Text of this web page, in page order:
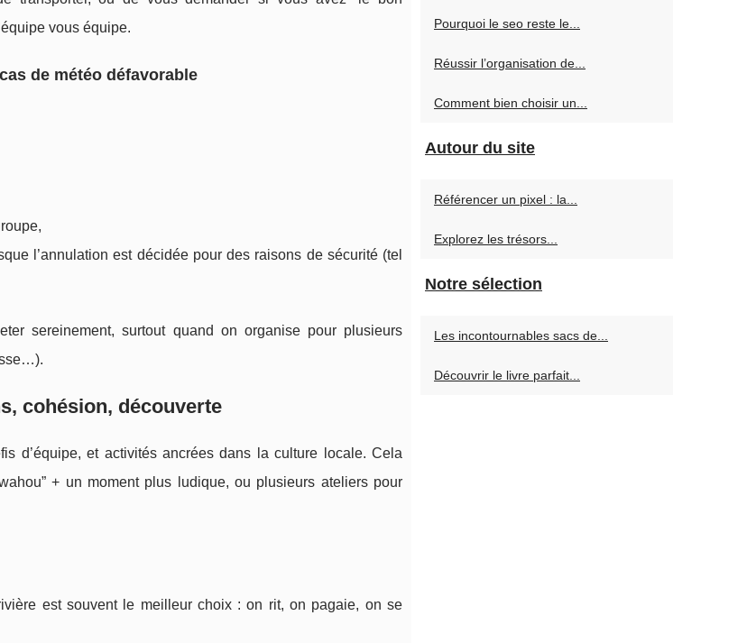
vous équipe.
de météo défavorable
l’annulation est décidée pour des raisons de sécurité (tel
sereinement, surtout quand on organise pour plusieurs
cohésion, découverte
d’équipe, et activités ancrées dans la culture locale. Cela
+ un moment plus ludique, ou plusieurs ateliers pour
est souvent le meilleur choix : on rit, on pagaie, on se
Pourquoi le seo reste le...
Réussir l’organisation de...
Comment bien choisir un...
Autour du site
Référencer un pixel : la...
Explorez les trésors...
Notre sélection
Les incontournables sacs de...
Découvrir le livre parfait...